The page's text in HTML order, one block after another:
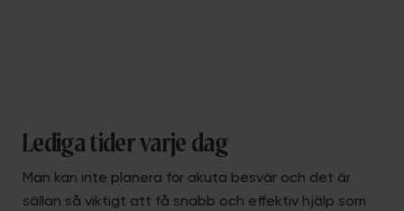
Lediga tider varje dag
Man kan inte planera för akuta besvär och det är
sällan så viktigt att få snabb och effektiv hjälp som